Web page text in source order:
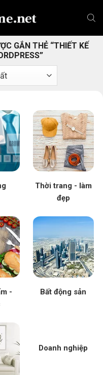
GẮN THẺ “THIẾT KẾ
Thời trang - làm
đẹp
-
Bất động sản
Doanh nghiệp